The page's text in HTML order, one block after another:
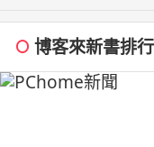
博客來新書排行